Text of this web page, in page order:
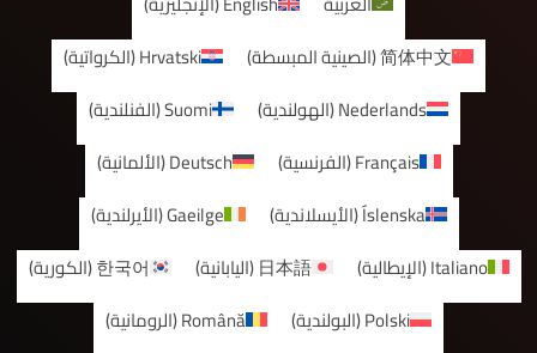
简体中文
(الصينية المبسطة)
Hrvatski
(الكرواتية)
Nederlands
(الهولندية)
Suomi
(الفنلندية)
Français
(الفرنسية)
Deutsch
(الألمانية)
Íslenska
(الأيسلاندية)
Gaeilge
(الأيرلندية)
Italiano
(الإيطالية)
日本語
(اليابانية)
한국어
(الكورية)
Polski
(البولندية)
Română
(الرومانية)